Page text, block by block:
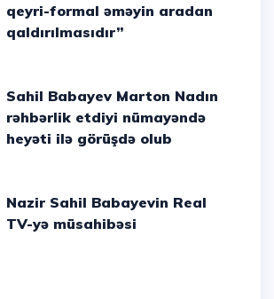
qeyri-formal əməyin aradan
qaldırılmasıdır”
Sahil Babayev Marton Nadın
rəhbərlik etdiyi nümayəndə
heyəti ilə görüşdə olub
Nazir Sahil Babayevin Real
TV-yə müsahibəsi